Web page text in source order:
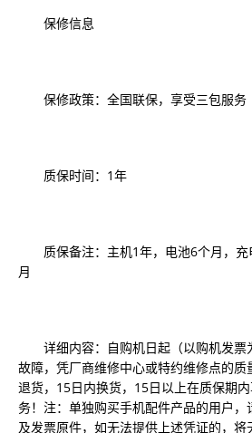
保修信息
保修政策：全国联保，享受三包服务
质保时间：1年
质保备注：主机1年，电池6个月，充
月
详细内容：自购机日起（以购机发票
故障，凭厂商维修中心或特约维修点的质
退货，15日内换货，15日以上在质保期
务！注：单独购买手机配件产品的用户
及发票原件，如无法提供上述凭证的，